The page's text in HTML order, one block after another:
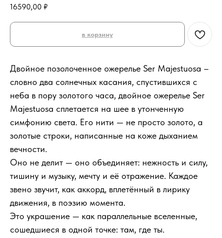
16590,00 ₽
в корзину
Двойное позолоченное ожерелье Ser Majestuosa –
словно два солнечных касания, спустившихся с
неба в пору золотого часа, двойное ожерелье Ser
Majestuosa сплетается на шее в утонченную
симфонию света. Его нити — не просто золото, а
золотые строки, написанные на коже дыханием
вечности.
Оно не делит — оно объединяет: нежность и силу,
тишину и музыку, мечту и её отражение. Каждое
звено звучит, как аккорд, вплетённый в лирику
движения, в поэзию момента.
Это украшение — как параллельные вселенные,
сошедшиеся в одной точке: там, где ты.